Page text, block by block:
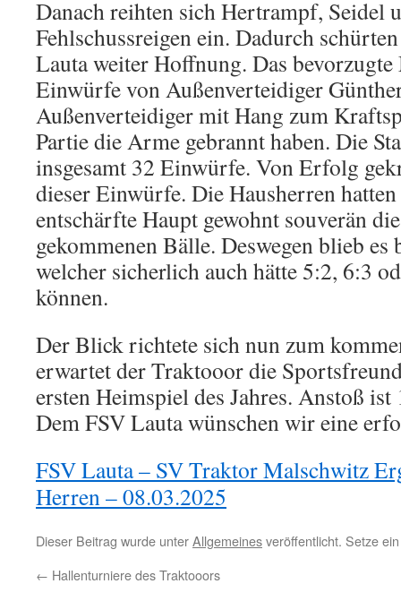
Danach reihten sich Hertrampf, Seidel
Fehlschussreigen ein. Dadurch
Lauta weiter Hoffnung. Das
Einwürfe von Außenverteidiger
Außenverteidiger mit Hang zum
Partie die Arme gebrannt haben. Die
insgesamt 32 Einwürfe. Von Erfolg
dieser Einwürfe. Die Hausherren
entschärfte Haupt gewohnt souverän
gekommenen Bälle. Deswegen blieb
welcher sicherlich auch hätte 5:2, 6:3
können.
Der Blick richtete sich nun zum
erwartet der Traktooor die
ersten Heimspiel des Jahres. Anstoß ist
Dem FSV Lauta wünschen wir eine
FSV Lauta – SV Traktor Malschwitz
Herren – 08.03.2025
Dieser Beitrag wurde unterAllgemeinesveröffentlicht. Setze
← Hallenturniere des Traktooors